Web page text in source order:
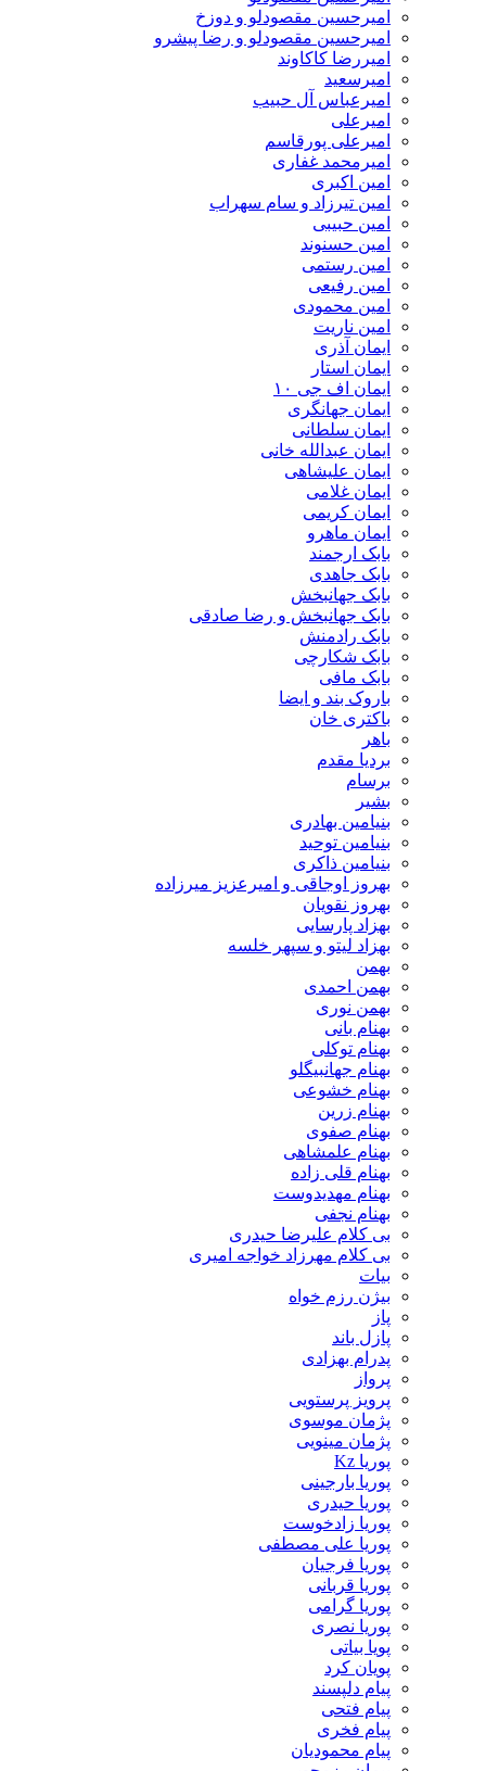
امیرحسین مقصودلو و دوزخ
امیرحسین مقصودلو و رضا پیشرو
امیررضا کاکاوند
امیرسعید
امیرعباس آل حبیب
امیرعلی
امیرعلی پورقاسم
امیرمحمد غفاری
امین اکبری
امین تیرزاد و سام سهراب
امین حبیبی
امین حسنوند
امین رستمی
امین رفیعی
امین محمودی
امین ناریت
ایمان آذری
ایمان استار
ایمان اف جی ۱۰
ایمان جهانگری
ایمان سلطانی
ایمان عبدالله خانی
ایمان علیشاهی
ایمان غلامی
ایمان کریمی
ایمان ماهرو
بابک ارجمند
بابک جاهدی
بابک جهانبخش
بابک جهانبخش و رضا صادقی
بابک رادمنش
بابک شکارچی
بابک مافی
باروک بند و ایضا
باکتری خان
باهر
بردیا مقدم
برسام
بشیر
بنیامین بهادری
بنیامین توحید
بنیامین ذاکری
بهروز اوجاقی و امیرعزیز میرزاده
بهروز نقویان
بهزاد پارسایی
بهزاد لیتو و سپهر خلسه
بهمن
بهمن احمدی
بهمن نوری
بهنام بانی
بهنام توکلی
بهنام جهانبیگلو
بهنام خشوعی
بهنام زرین
بهنام صفوی
بهنام علمشاهی
بهنام قلی زاده
بهنام مهدیدوست
بهنام نجفی
بی کلام علیرضا حیدری
بی کلام مهرزاد خواجه امیری
بیات
بیژن رزم خواه
پاز
پازل باند
پدرام بهزادی
پرواز
پرویز پرستویی
پژمان موسوی
پژمان مینویی
پوریا Kz
پوریا بارجینی
پوریا حیدری
پوریا زادخوست
پوریا علی مصطفی
پوریا فرجیان
پوریا قربانی
پوریا گرامی
پوریا نصری
پویا بیاتی
پویان کرد
پیام دلپسند
پیام فتحی
پیام فخری
پیام محمودیان